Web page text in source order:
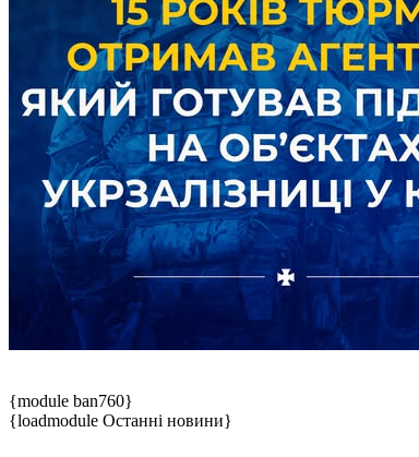
{module ban760}
{loadmodule Останні новини}